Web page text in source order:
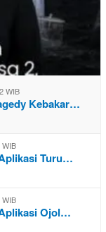
WIB
Kebakar…
WIB
Turu…
Ojol…